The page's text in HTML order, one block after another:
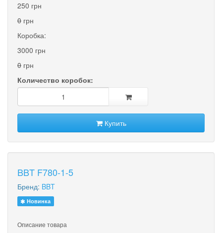
250 грн
0 грн
Коробка:
3000 грн
0 грн
Количество коробок:
Купить
BBT F780-1-5
Бренд: BBT
Новинка
Описание товара